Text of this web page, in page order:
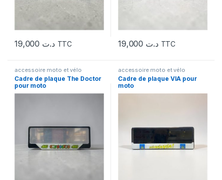
د.ت TTC د.ت TTC
accessoire moto et vélo
Cadre de plaque The Doctor
pour moto
accessoire moto et vélo
Cadre de plaque VIA pour
moto